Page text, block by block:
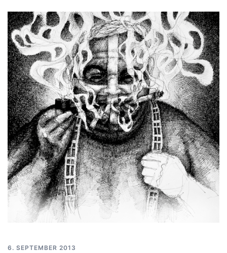
6. SEPTEMBER 2013